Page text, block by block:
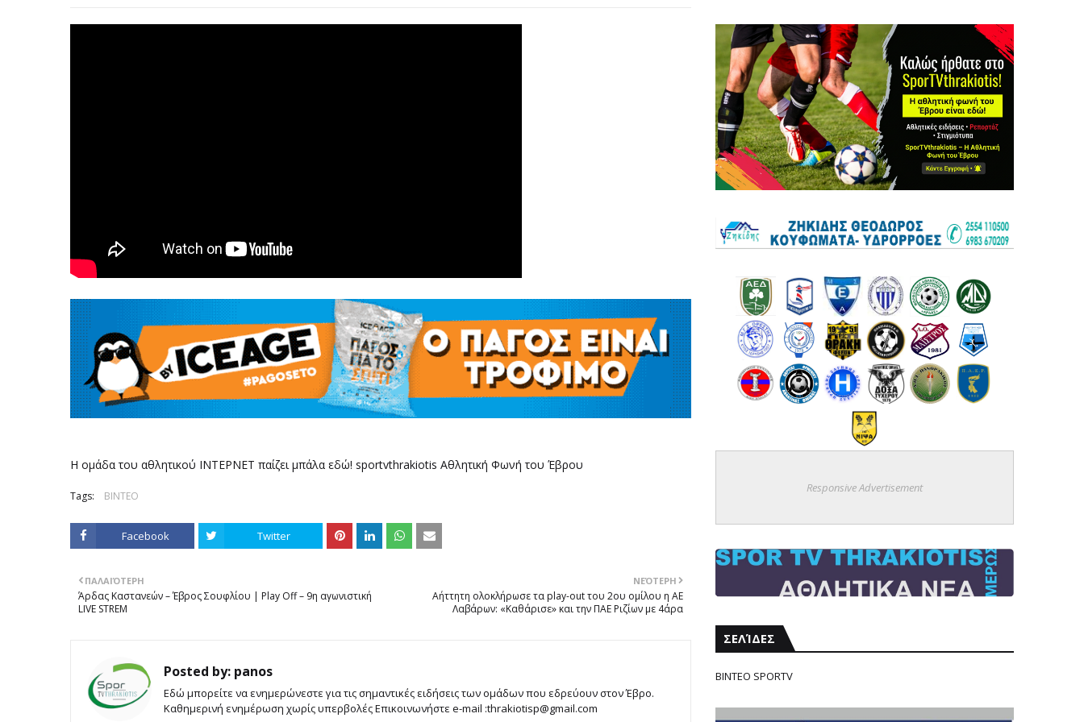
Η ομάδα του αθλητικού ΙΝΤΕΡΝΕΤ παίζει μπάλα εδώ! sportvthrakiotis Αθλητική Φωνή του Έβρου
Tags: ΒΙΝΤΕΟ
Facebook Twitter
ΝΕΌΤΕΡΗ
Αήττητη ολοκλήρωσε τα play-out του 2ου ομίλου η ΑΕ
Λαβάρων: «Καθάρισε» και την ΠΑΕ Ριζίων με 4άρα
ΠΑΛΑΙΌΤΕΡΗ
Άρδας Καστανεών – Έβρος Σουφλίου | Play Off – 9η αγωνιστική
LIVE STREM
Posted by: panos
Εδώ μπορείτε να ενημερώνεστε για τις σημαντικές ειδήσεις των ομάδων που εδρεύουν στον Έβρο.
Καθημερινή ενημέρωση χωρίς υπερβολές Επικοινωνήστε e-mail :thrakiotisp@gmail.com
Responsive Advertisement
ΣΕΛΊΔΕΣ
ΒΙΝΤΕΟ SPORTV